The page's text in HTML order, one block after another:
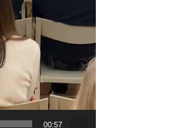
00:57